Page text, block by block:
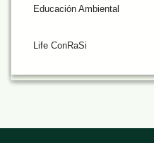
Educación Ambiental
Life ConRaSi